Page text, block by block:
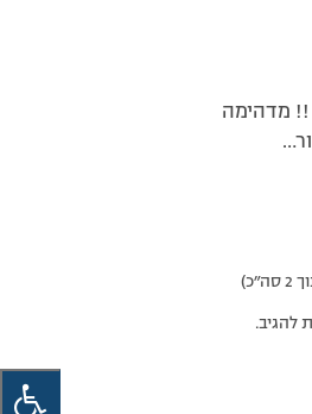
!! מדהימה
להגיב.